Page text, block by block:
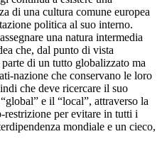
di una cultura comune europea
politica al suo interno.
una natura intermedia
che, dal punto di vista
di un tutto globalizzato ma
nazione che conservano le loro
che deve ricercare il suo
e il “local”, attraverso la
restrizione per evitare in tutti i
mondiale e un cieco,